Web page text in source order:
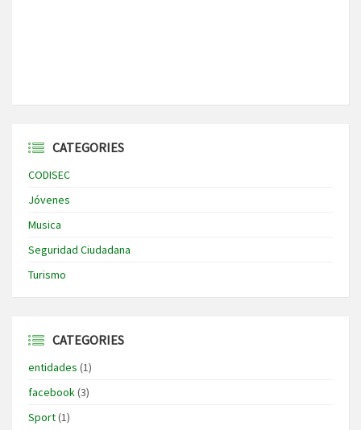
CATEGORIES
CODISEC
Jóvenes
Musica
Seguridad Ciudadana
Turismo
CATEGORIES
entidades (1)
facebook(3)
Sport(1)